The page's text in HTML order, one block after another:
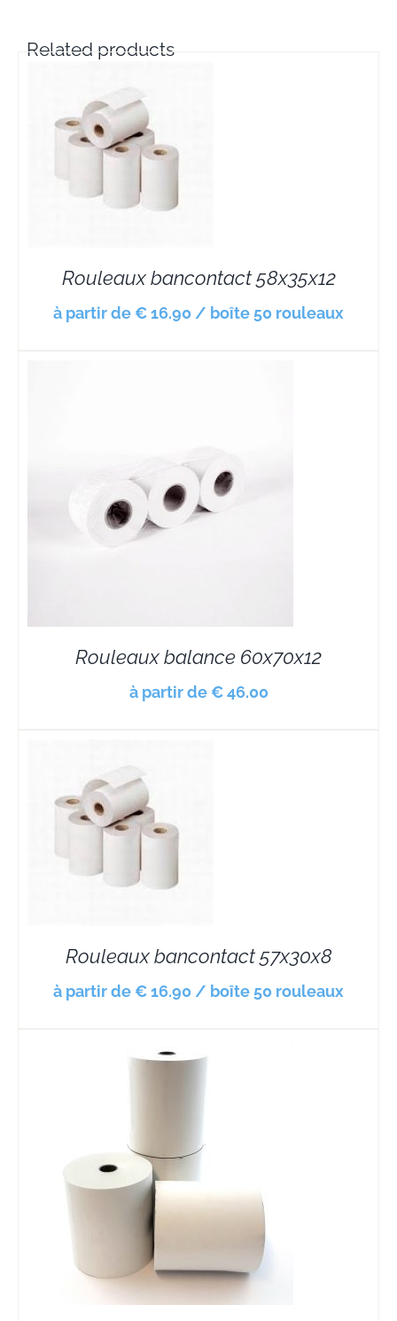
Related products
Rouleaux bancontact 58x35x12
à partir de € 16.90 / boîte 50 rouleaux
Rouleaux balance 60x70x12
à partir de € 46.00
Rouleaux bancontact 57x30x8
à partir de € 16.90 / boîte 50 rouleaux